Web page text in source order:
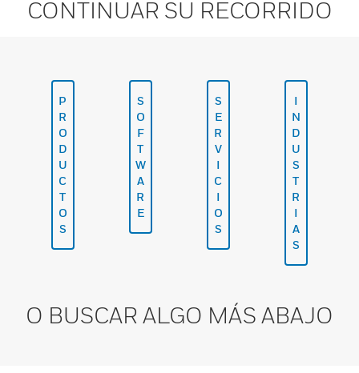
CONTINUAR SU RECORRIDO
P
R
O
D
U
C
T
O
S
S
O
F
T
W
A
R
E
S
E
R
V
I
C
I
O
S
I
N
D
U
S
T
R
I
A
S
O BUSCAR ALGO MÁS ABAJO